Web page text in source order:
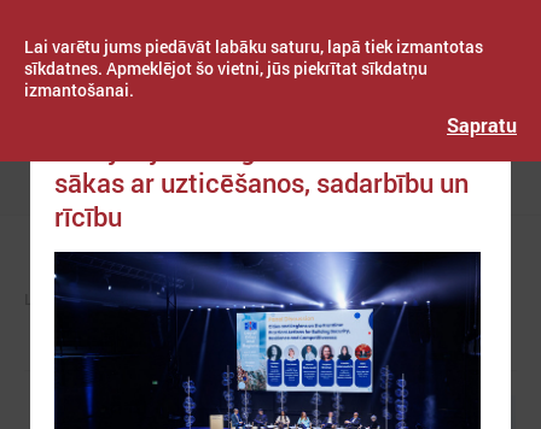
Lai varētu jums piedāvāt labāku saturu, lapā tiek izmantotas
sīkdatnes. Apmeklējot šo vietni, jūs piekrītat sīkdatņu
izmantošanai.
Sapratu
Izvēlne
ZIŅAS EIROPĀ UN PASAULĒ
sākas ar uzticēšanos, sadarbību un
rīcību